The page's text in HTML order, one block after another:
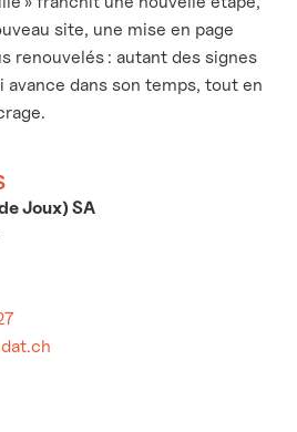
site, une mise en page
renouvelés : autant des signes
avance dans son temps, tout en
Joux) SA